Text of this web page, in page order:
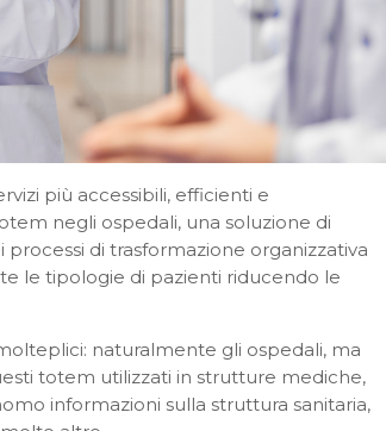
più accessibili, efficienti e
negli ospedali, una soluzione di
di trasformazione organizzativa
le tipologie di pazienti riducendo le
naturalmente gli ospedali, ma
totem utilizzati in strutture mediche,
informazioni sulla struttura sanitaria,